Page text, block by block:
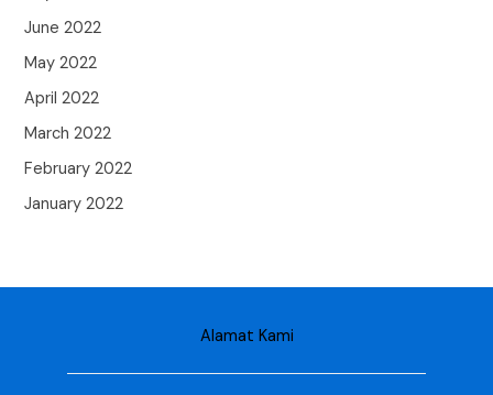
June 2022
May 2022
April 2022
March 2022
February 2022
January 2022
Alamat Kami